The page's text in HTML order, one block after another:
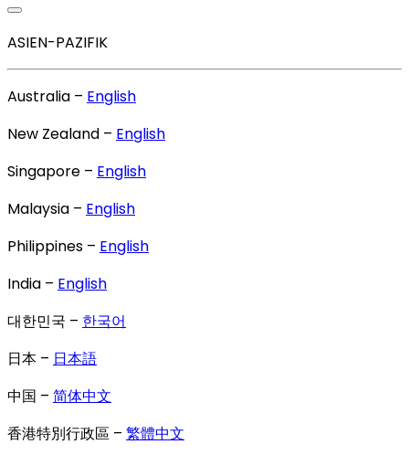
ASIEN-PAZIFIK
Australia – English
New Zealand – English
Singapore – English
Malaysia – English
Philippines – English
India – English
대한민국 – 한국어
日本 – 日本語
中国 – 简体中文
香港特別行政區 – 繁體中文